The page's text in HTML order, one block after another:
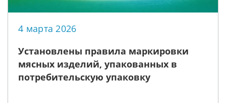
4 марта 2026
Установлены правила маркировки
мясных изделий, упакованных в
потребительскую упаковку